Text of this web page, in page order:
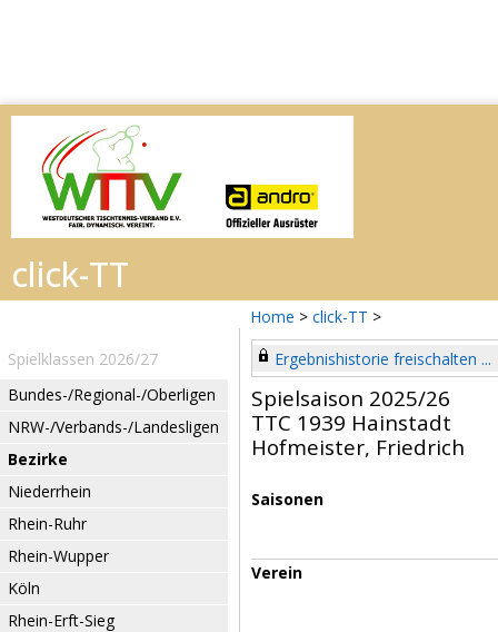
Home > click-TT >
Spielklassen 2026/27
Bundes-/Regional-/Oberligen
NRW-/Verbands-/Landesligen
Bezirke
Niederrhein
Rhein-Ruhr
Rhein-Wupper
Köln
Rhein-Erft-Sieg
Ergebnishistorie freischalten ...
Spielsaison 2025/26
TTC 1939 Hainstadt
Hofmeister, Friedrich
Saisonen
Verein